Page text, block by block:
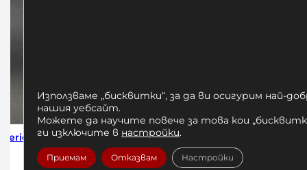
Бинтове за Бокс Venum 4м Black
12,00€/ 23,47 лв.
Използваме „бисквитки“, за да ви осигурим най-
нашия уебсайт.
Можете да научите повече за това кои
ги изключите в настройки.
Приемам Отказвам Настройки